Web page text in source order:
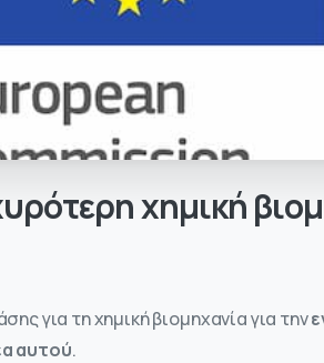
χημική
για τη χημική βιομηχανία για την
αυτού.